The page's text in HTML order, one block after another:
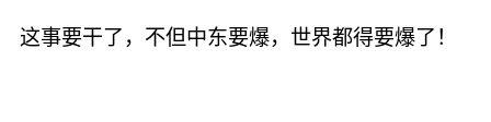
这事要干了，不但中东要爆，世界都得要爆了！